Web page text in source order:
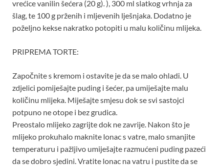
vrećice vanilin šećera (20 g). ), 300 ml slatkog vrhnja za
šlag, te 100 g prženih i mljevenih lješnjaka. Dodatno je
poželjno kekse nakratko potopiti u malu količinu mlijeka.
PRIPREMA TORTE:
Započnite s kremom i ostavite je da se malo ohladi. U
zdjelici pomiješajte puding i šećer, pa umiješajte malu
količinu mlijeka. Miješajte smjesu dok se svi sastojci
potpuno ne otope i bez grudica.
Preostalo mlijeko zagrijte dok ne zavrije. Nakon što je
mlijeko prokuhalo maknite lonac s vatre, malo smanjite
temperaturu i pažljivo umiješajte razmućeni puding pazeći
da se dobro sjedini. Vratite lonac na vatru i pustite da se